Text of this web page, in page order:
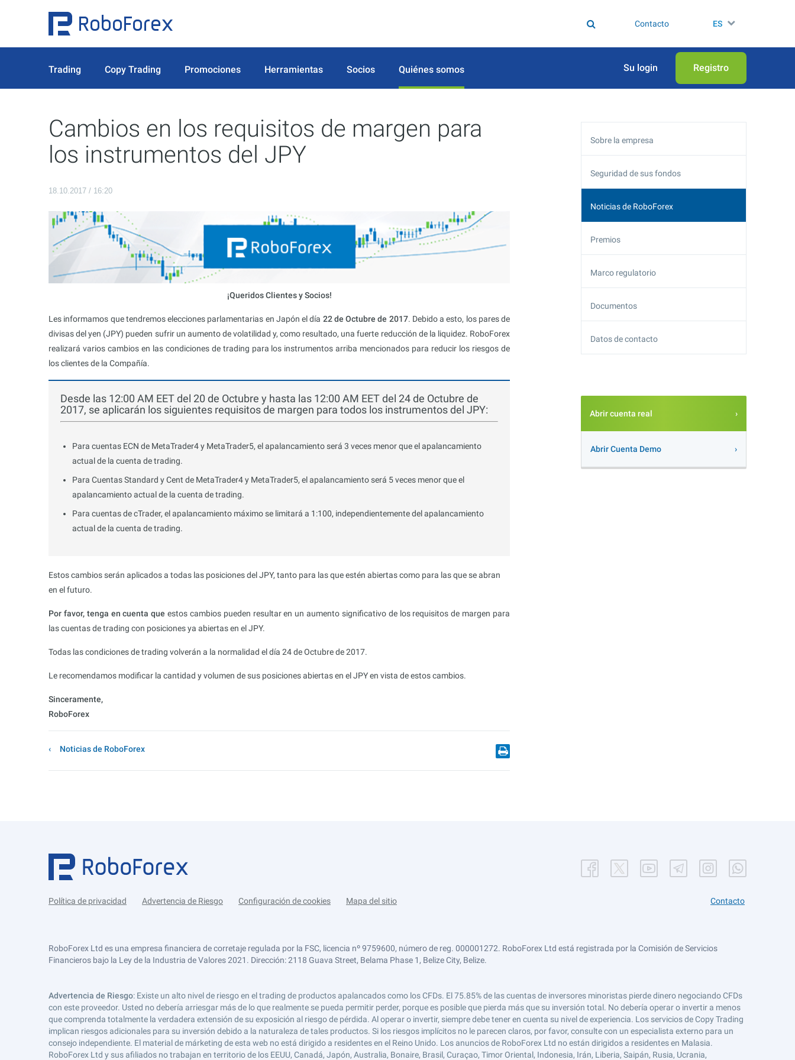
Contacto ES
Trading Copy Trading Promociones Herramientas Socios Quiénes somos Su login Registro
Cambios en los requisitos de margen para
los instrumentos del JPY
18.10.2017 / 16:20
¡Queridos Clientes y Socios!
Les informamos que tendremos elecciones parlamentarias en Japón el día 22 de Octubre de 2017. Debido a esto, los pares de
divisas del yen (JPY) pueden sufrir un aumento de volatilidad y, como resultado, una fuerte reducción de la liquidez. RoboForex
realizará varios cambios en las condiciones de trading para los instrumentos arriba mencionados para reducir los riesgos de
los clientes de la Compañía.
Desde las 12:00 AM EET del 20 de Octubre y hasta las 12:00 AM EET del 24 de Octubre de
2017, se aplicarán los siguientes requisitos de margen para todos los instrumentos del JPY:
Para cuentas ECN de MetaTrader4 y MetaTrader5, el apalancamiento será 3 veces menor que el apalancamiento
actual de la cuenta de trading.
Para Cuentas Standard y Cent de MetaTrader4 y MetaTrader5, el apalancamiento será 5 veces menor que el
apalancamiento actual de la cuenta de trading.
Para cuentas de cTrader, el apalancamiento máximo se limitará a 1:100, independientemente del apalancamiento
actual de la cuenta de trading.
Estos cambios serán aplicados a todas las posiciones del JPY, tanto para las que estén abiertas como para las que se abran
en el futuro.
Por favor, tenga en cuenta que estos cambios pueden resultar en un aumento significativo de los requisitos de margen para
las cuentas de trading con posiciones ya abiertas en el JPY.
Todas las condiciones de trading volverán a la normalidad el día 24 de Octubre de 2017.
Le recomendamos modificar la cantidad y volumen de sus posiciones abiertas en el JPY en vista de estos cambios.
Sinceramente,
RoboForex
Noticias de RoboForex
Sobre la empresa
Seguridad de sus fondos
Noticias de RoboForex
Premios
Marco regulatorio
Documentos
Datos de contacto
Abrir cuenta real
Abrir Cuenta Demo
Política de privacidad Advertencia de Riesgo Configuración de cookies Mapa del sitio Contacto
RoboForex Ltd es una empresa financiera de corretaje regulada por la FSC, licencia nº 9759600, número de reg. 000001272. RoboForex Ltd está registrada por la Comisión de Servicios
Financieros bajo la Ley de la Industria de Valores 2021. Dirección: 2118 Guava Street, Belama Phase 1, Belize City, Belize.
Advertencia de Riesgo: Existe un alto nivel de riesgo en el trading de productos apalancados como los CFDs. El 75.85% de las cuentas de inversores minoristas pierde dinero negociando CFDs
con este proveedor. Usted no debería arriesgar más de lo que realmente se pueda permitir perder, porque es posible que pierda más que su inversión total. No debería operar o invertir a menos
que comprenda totalmente la verdadera extensión de su exposición al riesgo de pérdida. Al operar o invertir, siempre debe tener en cuenta su nivel de experiencia. Los servicios de Copy Trading
implican riesgos adicionales para su inversión debido a la naturaleza de tales productos. Si los riesgos implícitos no le parecen claros, por favor, consulte con un especialista externo para un
consejo independiente. El material de márketing de esta web no está dirigido a residentes en el Reino Unido. Los anuncios de RoboForex Ltd no están dirigidos a residentes en Malasia.
RoboForex Ltd y sus afiliados no trabajan en territorio de los EEUU, Canadá, Japón, Australia, Bonaire, Brasil, Curaçao, Timor Oriental, Indonesia, Irán, Liberia, Saipán, Rusia, Ucrania,